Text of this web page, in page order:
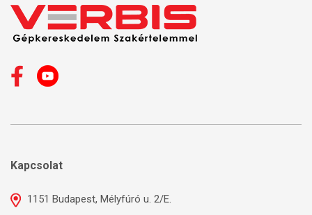
Kapcsolat
1151 Budapest, Mélyfúró u. 2/E.